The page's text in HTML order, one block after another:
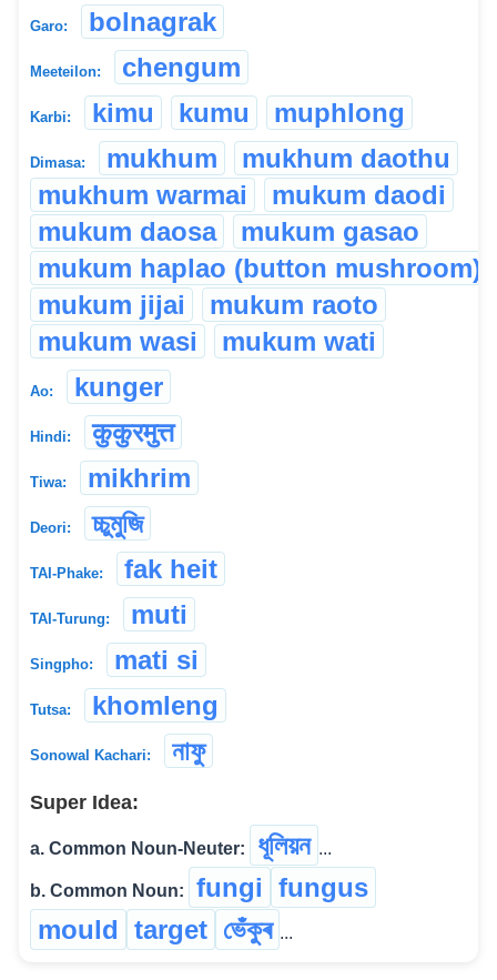
Garo: bolnagrak
Meeteilon: chengum
Karbi: kimu kumu muphlong
Dimasa: mukhum
mukhum daothu
mukhum warmai
mukum daodi
mukum daosa
mukum gasao
mukum haplao (button mushroom)
mukum jijai
mukum raoto
mukum wasi
mukum wati
Ao: kunger
Hindi: कुकुरमुत्त
Tiwa: mikhrim
Deori: চ্চুমুজি
TAI-Phake: fak heit
TAI-Turung: muti
Singpho: mati si
Tutsa: khomleng
Sonowal Kachari: নাফু
Super Idea:
a. Common Noun-Neuter: ধূলিয়ন ...
b. Common Noun: fungi fungus
mould target ভেঁকুৰ ...